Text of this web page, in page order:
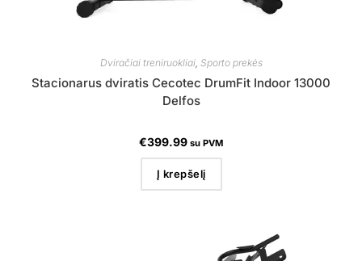
Dviračiai treniruokliai, Sporto prekės
Stacionarus dviratis Cecotec DrumFit Indoor 13000
Delfos
€399.99 su PVM
Į krepšelį